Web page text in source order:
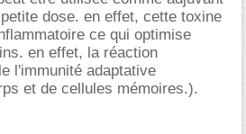
dose. en effet, cette toxine
ce qui optimise
en effet, la réaction
l'immunité adaptative
et de cellules mémoires.).